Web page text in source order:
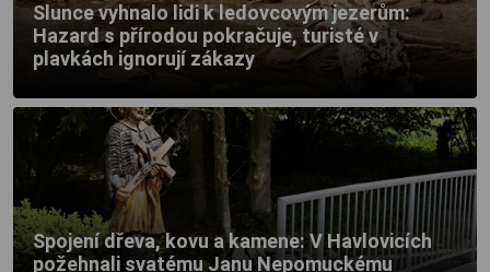
Slunce vyhnalo lidi k ledovcovým jezerům:
Hazard s přírodou pokračuje, turisté v
plavkách ignorují zákazy
Spojení dřeva, kovu a kamene: V Havlovicích
požehnali svatému Janu Nepomuckému